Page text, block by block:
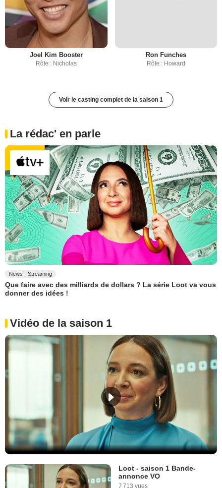
Joel Kim Booster
Rôle : Nicholas
Ron Funches
Rôle : Howard
Voir le casting complet de la saison 1
La rédac' en parle
News - Streaming
Que faire avec des milliards de dollars ? La série Loot va vous
donner des idées !
Vidéo de la saison 1
Loot - saison 1 Bande-
annonce VO
7 713 vues